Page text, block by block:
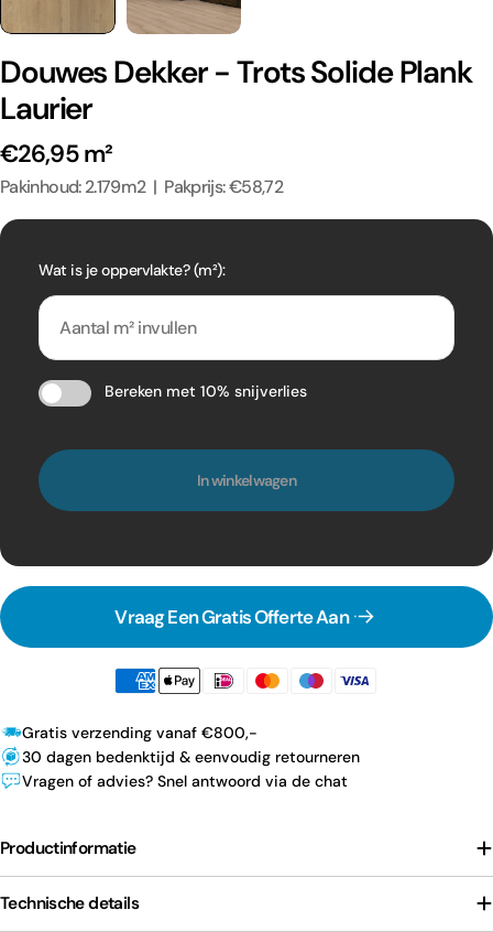
Douwes Dekker - Trots Solide Plank
Laurier
€26,95 m²
Pakinhoud: 2.179m2 | Pakprijs: €58,72
Wat is je oppervlakte? (m²):
Bereken met 10% snijverlies
In winkelwagen
Vraag Een Gratis Offerte Aan
Gratis verzending vanaf €800,-
30 dagen bedenktijd & eenvoudig retourneren
Vragen of advies? Snel antwoord via de chat
Productinformatie
Technische details